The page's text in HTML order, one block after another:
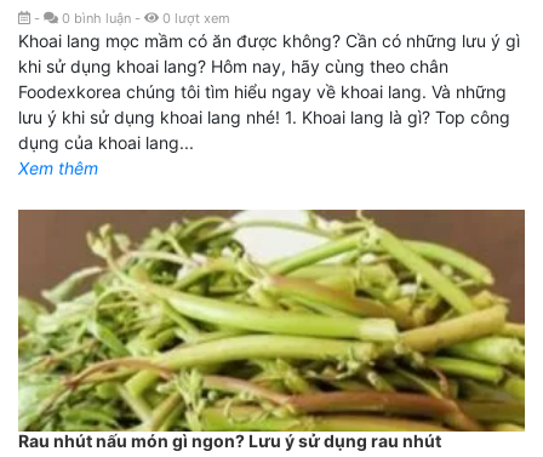
- 0 bình luận - 0 lượt xem
Khoai lang mọc mầm có ăn được không? Cần có những lưu ý gì
khi sử dụng khoai lang? Hôm nay, hãy cùng theo chân
Foodexkorea chúng tôi tìm hiểu ngay về khoai lang. Và những
lưu ý khi sử dụng khoai lang nhé! 1. Khoai lang là gì? Top công
dụng của khoai lang...
Xem thêm
Rau nhút nấu món gì ngon? Lưu ý sử dụng rau nhút